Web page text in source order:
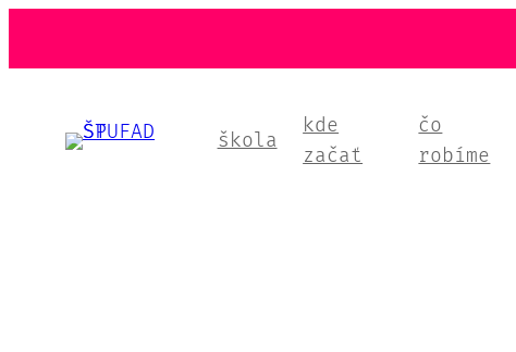
škola
kde
začať
čo
robíme